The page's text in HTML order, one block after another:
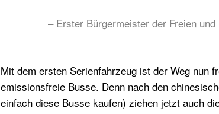
– Erster Bürgermeister der Freien
Mit dem ersten Serienfahrzeug ist der Weg nun
emissionsfreie Busse. Denn nach den
einfach diese Busse kaufen) ziehen jetzt auch